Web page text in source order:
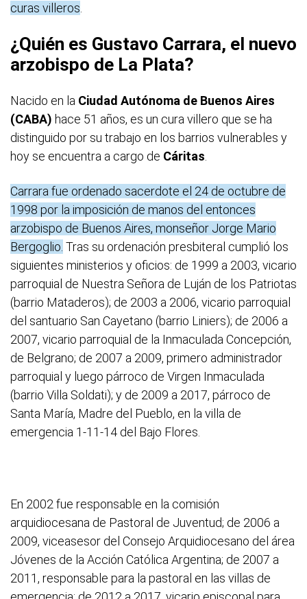
curas villeros
¿Quién es Gustavo Carrara, el nuevo
arzobispo de La Plata?
Nacido en la Ciudad Autónoma de Buenos Aires
(CABA) hace 51 años, es un cura villero que se ha
distinguido por su trabajo en los barrios vulnerables y
hoy se encuentra a cargo de Cáritas
Carrara fue ordenado sacerdote el 24 de octubre de
1998 por la imposición de manos del entonces
arzobispo de Buenos Aires, monseñor Jorge Mario
Bergoglio. Tras su ordenación presbiteral cumplió los
siguientes ministerios y oficios: de 1999 a 2003, vicario
parroquial de Nuestra Señora de Luján de los Patriotas
(barrio Mataderos); de 2003 a 2006, vicario parroquial
del santuario San Cayetano (barrio Liniers); de 2006 a
2007, vicario parroquial de la Inmaculada Concepción,
de Belgrano; de 2007 a 2009, primero administrador
parroquial y luego párroco de Virgen Inmaculada
(barrio Villa Soldati); y de 2009 a 2017, párroco de
Santa María, Madre del Pueblo, en la villa de
emergencia 1-11-14 del Bajo Flores.
En 2002 fue responsable en la comisión
arquidiocesana de Pastoral de Juventud; de 2006 a
2009, viceasesor del Consejo Arquidiocesano del área
Jóvenes de la Acción Católica Argentina; de 2007 a
2011, responsable para la pastoral en las villas de